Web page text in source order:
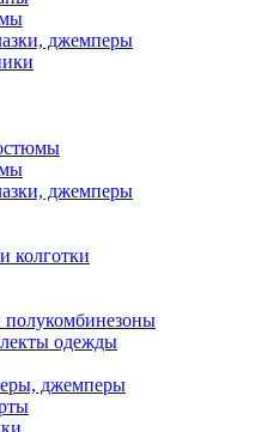
джемперы
джемперы
колготки
одежды
джемперы